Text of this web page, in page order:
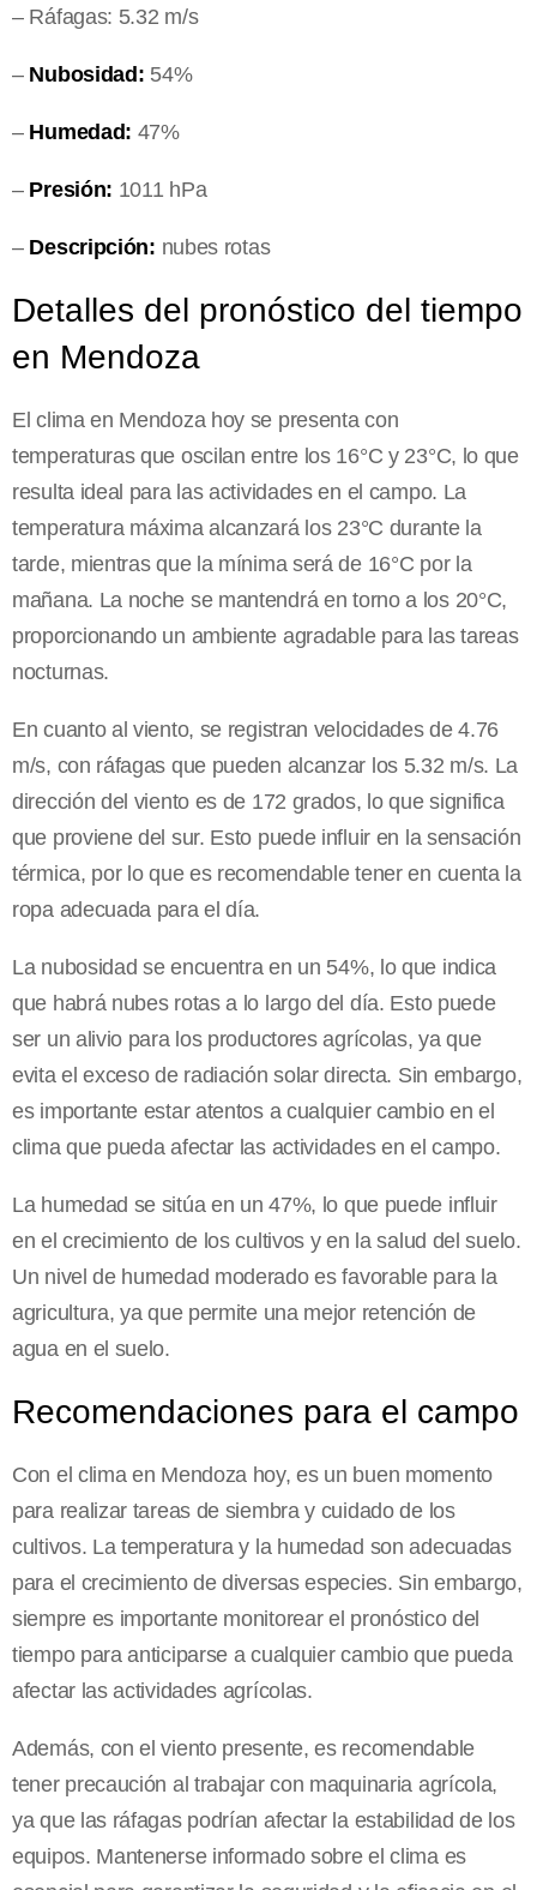
– Ráfagas: 5.32 m/s
– Nubosidad: 54%
– Humedad: 47%
– Presión: 1011 hPa
– Descripción: nubes rotas
Detalles del pronóstico del tiempo
en Mendoza
El clima en Mendoza hoy se presenta con
temperaturas que oscilan entre los 16°C y 23°C, lo que
resulta ideal para las actividades en el campo. La
temperatura máxima alcanzará los 23°C durante la
tarde, mientras que la mínima será de 16°C por la
mañana. La noche se mantendrá en torno a los 20°C,
proporcionando un ambiente agradable para las tareas
nocturnas.
En cuanto al viento, se registran velocidades de 4.76
m/s, con ráfagas que pueden alcanzar los 5.32 m/s. La
dirección del viento es de 172 grados, lo que significa
que proviene del sur. Esto puede influir en la sensación
térmica, por lo que es recomendable tener en cuenta la
ropa adecuada para el día.
La nubosidad se encuentra en un 54%, lo que indica
que habrá nubes rotas a lo largo del día. Esto puede
ser un alivio para los productores agrícolas, ya que
evita el exceso de radiación solar directa. Sin embargo,
es importante estar atentos a cualquier cambio en el
clima que pueda afectar las actividades en el campo.
La humedad se sitúa en un 47%, lo que puede influir
en el crecimiento de los cultivos y en la salud del suelo.
Un nivel de humedad moderado es favorable para la
agricultura, ya que permite una mejor retención de
agua en el suelo.
Recomendaciones para el campo
Con el clima en Mendoza hoy, es un buen momento
para realizar tareas de siembra y cuidado de los
cultivos. La temperatura y la humedad son adecuadas
para el crecimiento de diversas especies. Sin embargo,
siempre es importante monitorear el pronóstico del
tiempo para anticiparse a cualquier cambio que pueda
afectar las actividades agrícolas.
Además, con el viento presente, es recomendable
tener precaución al trabajar con maquinaria agrícola,
ya que las ráfagas podrían afectar la estabilidad de los
equipos. Mantenerse informado sobre el clima es